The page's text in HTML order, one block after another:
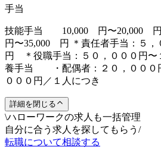
手当
技能手当 10,000 円〜20,000
円〜35,000 円 ＊責任者手当：５，
円 ＊役職手当：５０，０００円
養手当 ・配偶者：２０，００
０００円／１人につき
詳細を閉じる
\ハローワークの求人も一括管理
自分に合う求人を探してもらう /
転職について相談する